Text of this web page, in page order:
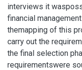
interviews it
financial
themapping of this
carry out the
the final selection
requirementswere